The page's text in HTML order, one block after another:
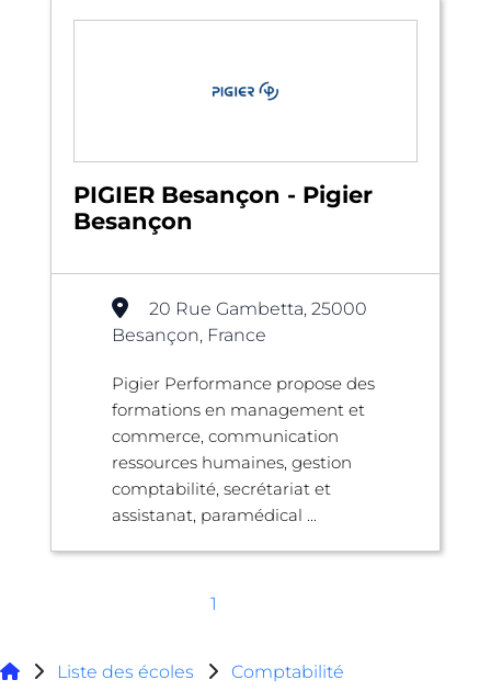
PIGIER Besançon - Pigier
Besançon
20 Rue Gambetta, 25000
Besançon, France
Pigier Performance propose des
formations en management et
commerce, communication
ressources humaines, gestion
comptabilité, secrétariat et
assistanat, paramédical ...
1
Liste des écoles Comptabilité